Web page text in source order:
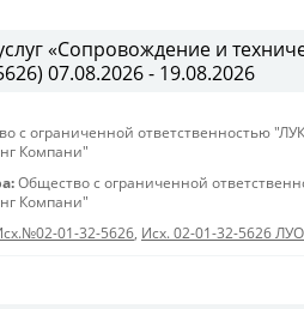
«Сопровождение и
07.08.2026 - 19.08.2026
с ограниченной ответственностью
Компани"
Общество с ограниченной
Компани"
01-32-5626, Исх. 02-01-32-5626